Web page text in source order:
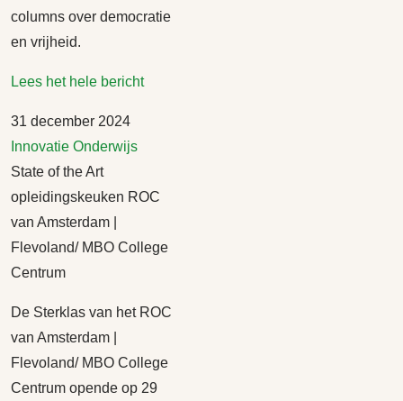
columns over democratie
en vrijheid.
Lees het hele bericht
31 december 2024
Innovatie Onderwijs
State of the Art
opleidingskeuken ROC
van Amsterdam |
Flevoland/ MBO College
Centrum
De Sterklas van het ROC
van Amsterdam |
Flevoland/ MBO College
Centrum opende op 29